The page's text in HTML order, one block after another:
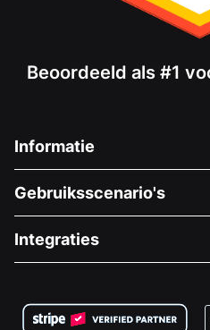
Beoordeeld als #1
Informatie
Over Ons
Vacatures
Privacy
Gebruiksscenario's
Medische Fondsenwerving
Goede Doelen
Integraties
Wix Donatie Plugin